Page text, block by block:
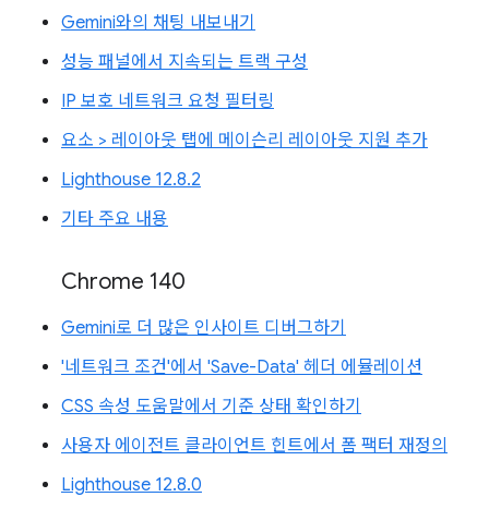
Gemini와의 채팅 내보내기
성능 패널에서 지속되는 트랙 구성
IP 보호 네트워크 요청 필터링
요소 > 레이아웃 탭에 메이슨리 레이아웃 지원 추가
Lighthouse 12.8.2
기타 주요 내용
Chrome 140
Gemini로 더 많은 인사이트 디버그하기
'네트워크 조건'에서 'Save-Data' 헤더 에뮬레이션
CSS 속성 도움말에서 기준 상태 확인하기
사용자 에이전트 클라이언트 힌트에서 폼 팩터 재정의
Lighthouse 12.8.0